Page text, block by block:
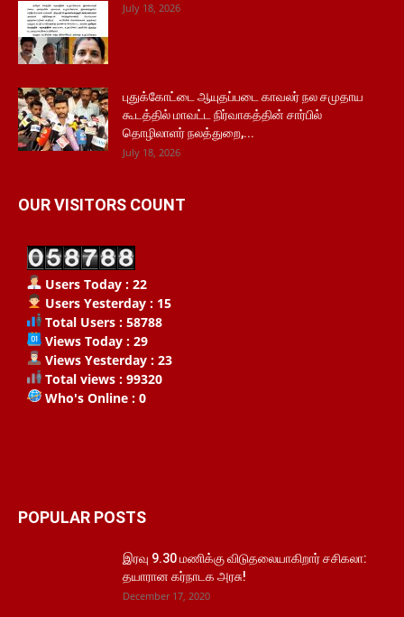
July 18, 2026
புதுக்கோட்டை ஆயுதப்படை காவலர் நல சமுதாய
கூடத்தில் மாவட்ட நிர்வாகத்தின் சார்பில்
தொழிலாளர் நலத்துறை,...
July 18, 2026
OUR VISITORS COUNT
Users Today : 22
Users Yesterday : 15
Total Users : 58788
Views Today : 29
Views Yesterday : 23
Total views : 99320
Who's Online : 0
POPULAR POSTS
இரவு 9.30 மணிக்கு விடுதலையாகிறார் சசிகலா:
தயாரான கர்நாடக அரசு!
December 17, 2020